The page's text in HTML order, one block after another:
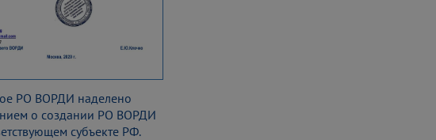
РО ВОРДИ наделено
о создании РО ВОРДИ
субъекте РФ.